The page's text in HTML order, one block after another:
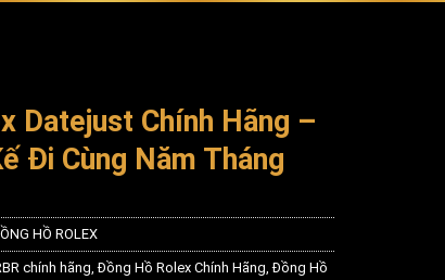
Datejust Chính Hãng –
Đi Cùng Năm Tháng
HỒ ROLEX
chính hãng,Đồng Hồ Rolex Chính Hãng,Đồng Hồ